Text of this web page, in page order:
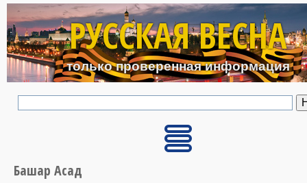
Перейти к основному
РУССКАЯ ВЕСНА
только проверенная информация
Башар Асад